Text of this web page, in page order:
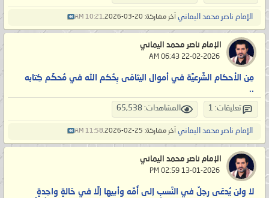
الإمام ناصر محمد اليماني آخر مشاركة: 20-03-2026, 10:21 AM
الإمام ناصر محمد اليماني
مِن الأحكام الشَّرعيَّة في أموال اليتَامَى بِحُكم الله في مُحكَم كِتابه
..
تعليقات: 1 المشاهدات: 65,538
الإمام ناصر محمد اليماني آخر مشاركة: 25-02-2026, 11:58 AM
الإمام ناصر محمد اليماني
لا ولن يُدعَى رجلٌ في النَّسبِ إلى أُمِّه وأبيها إلَّا في حَالةٍ واحِدةٍ